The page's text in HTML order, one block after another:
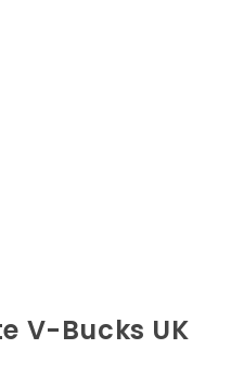
V-Bucks UK